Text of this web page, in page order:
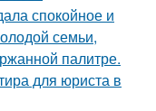
спокойное и
семьи,
палитре.
для юриста в